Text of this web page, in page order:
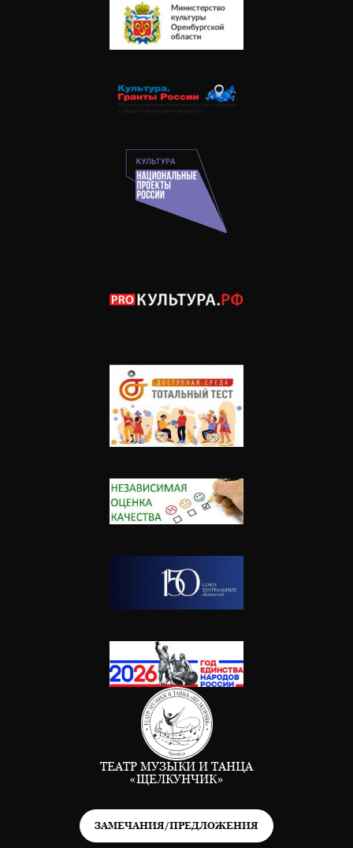
ТЕАТР МУЗЫКИ И ТАНЦА
«ЩЕЛКУНЧИК»
ЗАМЕЧАНИЯ/ПРЕДЛОЖЕНИЯ